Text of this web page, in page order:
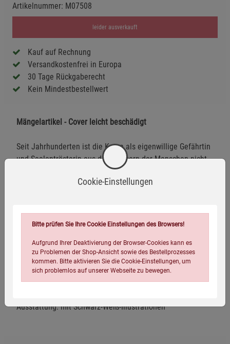
Artikelnummer: M07508
leider ausverkauft
Kauf auf Rechnung
Versandkostenfrei in Europa
30 Tage Rückgaberecht
Kein Mindestbestellwert
Mängelartikel - Cover leicht beschädigt
Seit Jahrhunderten ist die Katze als eigenwillige Gefährtin
und Seelentrösterin aus den Häusern der Menschen nicht
wegzudenken. Kein Wunder, dass sie auf ihren Samtpfoten
auch durch die Werke der Weltliteratur streift. Große
A. Hoffmann erhebt seinen Kater Murr parodistisch gleich
Abreißkalender nimmt Katzenfreunde mit auf eine
literarische Entdeckungsreise durch das ganze Jahr von
Petrarca über Goethe bis zur Grinsekatze aus »Alice im
Wunderland«.
Ausstattung: mit Schwarz-Weiß-Illustrationen
Cookie-Einstellungen
Bitte prüfen Sie Ihre Cookie Einstellungen des Browsers!
Aufgrund Ihrer Deaktivierung der Browser-Cookies kann es
zu Problemen der Shop-Ansicht sowie des Bestellprozesses
kommen. Bitte aktivieren Sie die Cookie-Einstellungen, um
sich problemlos auf unserer Webseite zu bewegen.